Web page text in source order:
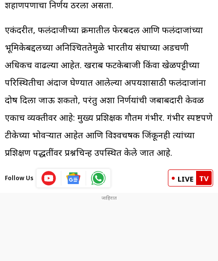
शहाणपणाचा निर्णय ठरला असता.
एकंदरीत, फलंदाजीच्या क्रमातील फेरबदल आणि फलंदाजांच्या
भूमिकेबद्दलच्या अनिश्चिततेमुळे भारतीय संघाच्या अडचणी
अधिकच वाढल्या आहेत. खराब फटकेबाजी किंवा खेळपट्टीच्या
परिस्थितीचा अंदाज घेण्यात आलेल्या अपयशासाठी फलंदाजांना
दोष दिला जाऊ शकतो, परंतु अशा निर्णयांची जबाबदारी केवळ
एकाच व्यक्तीवर आहे: मुख्य प्रशिक्षक गौतम गंभीर. गंभीर स्पष्टपणे
टीकेच्या भोवऱ्यात आहेत आणि विश्वचषक जिंकूनही त्यांच्या
प्रशिक्षण पद्धतींवर प्रश्नचिन्ह उपस्थित केले जात आहे.
Follow Us LIVE TV